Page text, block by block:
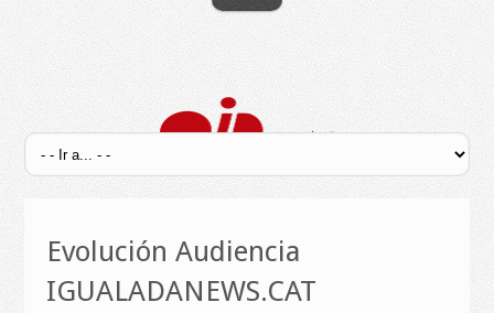
Evolución Audiencia
IGUALADANEWS.CAT